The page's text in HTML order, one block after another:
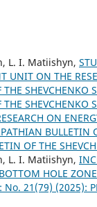
L. I. Matiishyn,
UNIT ON THE
THE
THE
ON
OF THE
L. I. Matiishyn,
HOLE ZONE
21(79) (2025):